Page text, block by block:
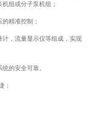
组或分子泵机组；
精准控制；
，流量显示仪等组成，实现
的安全可靠。
；